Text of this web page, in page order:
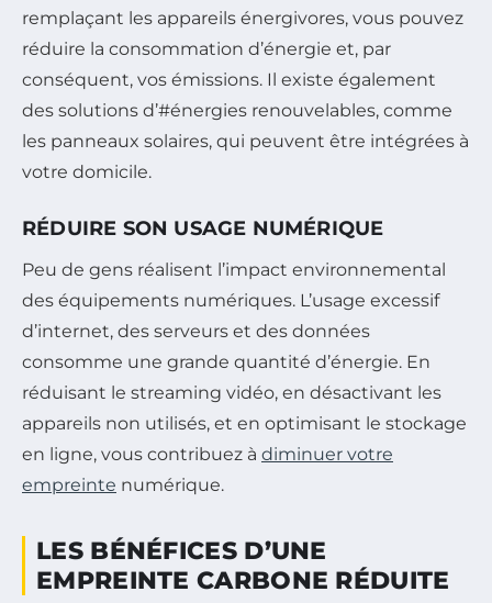
remplaçant les appareils énergivores, vous pouvez
réduire la consommation d’énergie et, par
conséquent, vos émissions. Il existe également
des solutions d’#énergies renouvelables, comme
les panneaux solaires, qui peuvent être intégrées à
votre domicile.
RÉDUIRE SON USAGE NUMÉRIQUE
Peu de gens réalisent l’impact environnemental
des équipements numériques. L’usage excessif
d’internet, des serveurs et des données
consomme une grande quantité d’énergie. En
réduisant le streaming vidéo, en désactivant les
appareils non utilisés, et en optimisant le stockage
en ligne, vous contribuez à diminuer votre
empreinte numérique.
LES BÉNÉFICES D’UNE
EMPREINTE CARBONE RÉDUITE